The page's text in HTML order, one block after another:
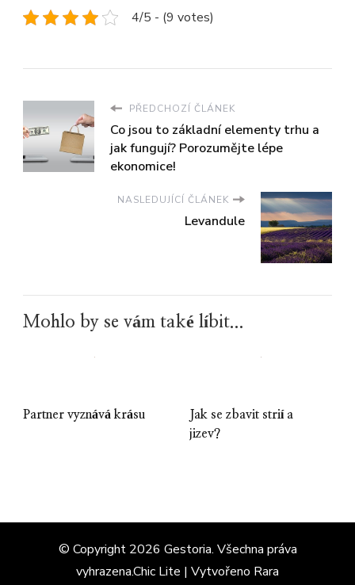
4/5 - (9 votes)
PŘEDCHOZÍ ČLÁNEK
Co jsou to základní elementy trhu a
jak fungují? Porozumějte lépe
ekonomice!
NASLEDUJÍCÍ ČLÁNEK
Levandule
Mohlo by se vám také líbit...
Partner vyznává krásu
Jak se zbavit strií a
jizev?
© Copyright 2026 Gestoria. Všechna práva
vyhrazena.Chic Lite | Vytvořeno Rara